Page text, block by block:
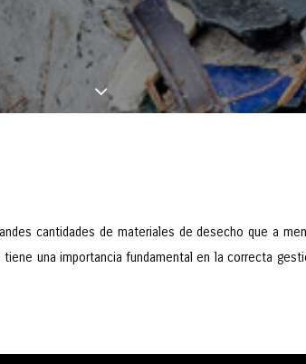
cantidades de materiales de desecho que a
una importancia fundamental en la correcta